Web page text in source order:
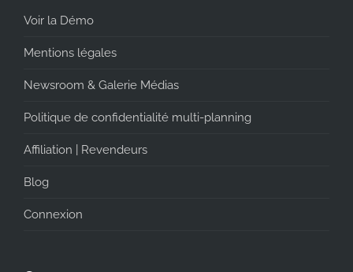
Voir la Démo
Mentions légales
Newsroom & Galerie Médias
Politique de confidentialité multi-planning
Affiliation | Revendeurs
Blog
Connexion